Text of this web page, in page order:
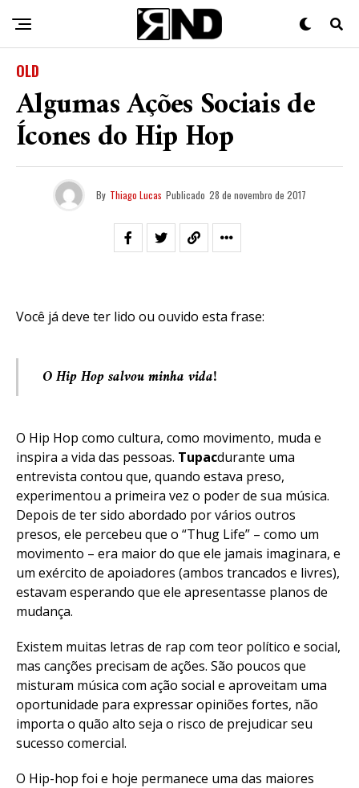
OLD
Algumas Ações Sociais de
Ícones do Hip Hop
By Thiago Lucas Publicado 28 de novembro de 2017
Você já deve ter lido ou ouvido esta frase:
O Hip Hop salvou minha vida!
O Hip Hop como cultura, como movimento, muda e
inspira a vida das pessoas. Tupacdurante uma
entrevista contou que, quando estava preso,
experimentou a primeira vez o poder de sua música.
Depois de ter sido abordado por vários outros
presos, ele percebeu que o “Thug Life” – como um
movimento – era maior do que ele jamais imaginara, e
um exército de apoiadores (ambos trancados e livres),
estavam esperando que ele apresentasse planos de
mudança.
Existem muitas letras de rap com teor político e social,
mas canções precisam de ações. São poucos que
misturam música com ação social e aproveitam uma
oportunidade para expressar opiniões fortes, não
importa o quão alto seja o risco de prejudicar seu
sucesso comercial.
O Hip-hop foi e hoje permanece uma das maiores